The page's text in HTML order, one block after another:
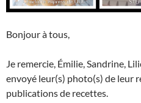
Bonjour à tous,
Je remercie, Émilie, Sandrine,
envoyé leur(s) photo(s) de leur
publications de recettes.